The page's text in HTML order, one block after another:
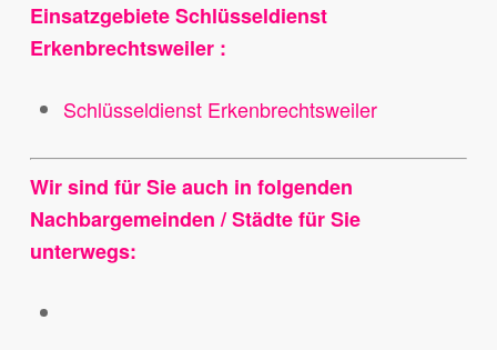
Einsatzgebiete Schlüsseldienst
Erkenbrechtsweiler :
Schlüsseldienst Erkenbrechtsweiler
Wir sind für Sie auch in folgenden
Nachbargemeinden / Städte für Sie
unterwegs: